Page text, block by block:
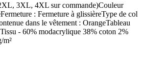
3XL, 4XL sur commande)Couleur
: Fermeture à glissièreType de col
dans le vêtement : OrangeTableau
- 60% modacrylique 38% coton 2%
m²